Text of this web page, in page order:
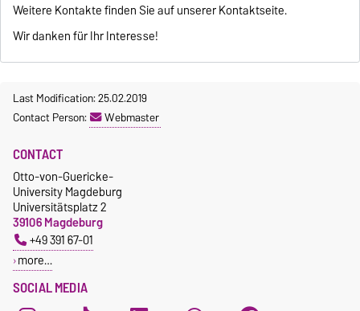
Weitere Kontakte finden Sie auf unsererKontaktseite.
Wir danken für Ihr Interesse!
Last Modification: 25.02.2019
Contact Person:
Webmaster
SOCIAL MEDIA
CONTACT
Otto-von-Guericke-
University Magdeburg
Universitätsplatz 2
39106 Magdeburg
+49 391 67-01
more…